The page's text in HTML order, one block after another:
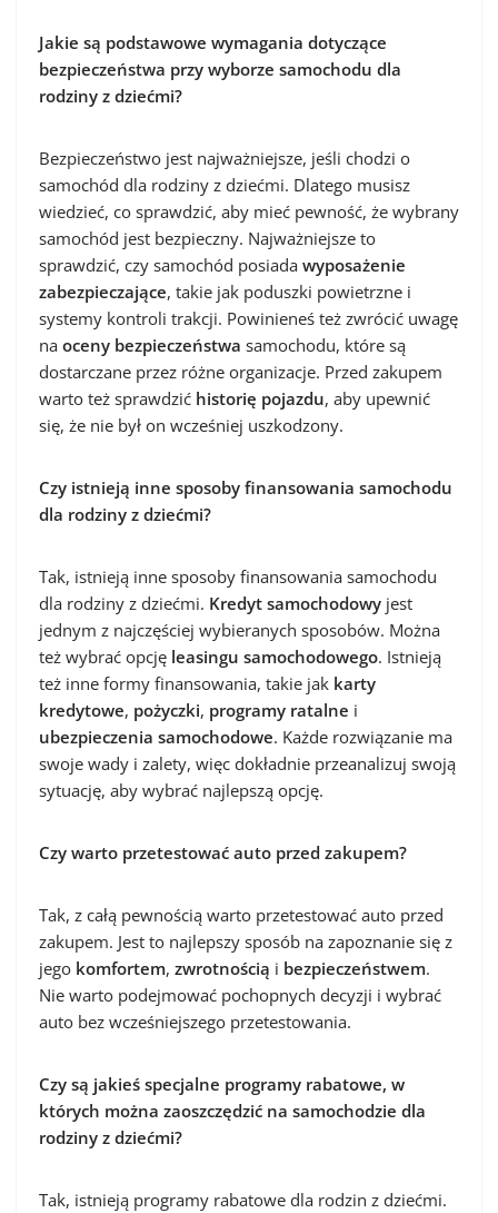
Jakie są podstawowe wymagania dotyczące
bezpieczeństwa przy wyborze samochodu dla
rodziny z dziećmi?
Bezpieczeństwo jest najważniejsze, jeśli chodzi o
samochód dla rodziny z dziećmi. Dlatego musisz
wiedzieć, co sprawdzić, aby mieć pewność, że wybrany
samochód jest bezpieczny. Najważniejsze to
sprawdzić, czy samochód posiada wyposażenie
zabezpieczające, takie jak poduszki powietrzne i
systemy kontroli trakcji. Powinieneś też zwrócić uwagę
na oceny bezpieczeństwa samochodu, które są
dostarczane przez różne organizacje. Przed zakupem
warto też sprawdzić historię pojazdu, aby upewnić
się, że nie był on wcześniej uszkodzony.
Czy istnieją inne sposoby finansowania samochodu
dla rodziny z dziećmi?
Tak, istnieją inne sposoby finansowania samochodu
dla rodziny z dziećmi. Kredyt samochodowy jest
jednym z najczęściej wybieranych sposobów. Można
też wybrać opcję leasingu samochodowego. Istnieją
też inne formy finansowania, takie jak karty
kredytowe, pożyczki, programy ratalne i
ubezpieczenia samochodowe. Każde rozwiązanie ma
swoje wady i zalety, więc dokładnie przeanalizuj swoją
sytuację, aby wybrać najlepszą opcję.
Czy warto przetestować auto przed zakupem?
Tak, z całą pewnością warto przetestować auto przed
zakupem. Jest to najlepszy sposób na zapoznanie się z
jego komfortem, zwrotnością i bezpieczeństwem.
Nie warto podejmować pochopnych decyzji i wybrać
auto bez wcześniejszego przetestowania.
Czy są jakieś specjalne programy rabatowe, w
których można zaoszczędzić na samochodzie dla
rodziny z dziećmi?
Tak, istnieją programy rabatowe dla rodzin z dziećmi.